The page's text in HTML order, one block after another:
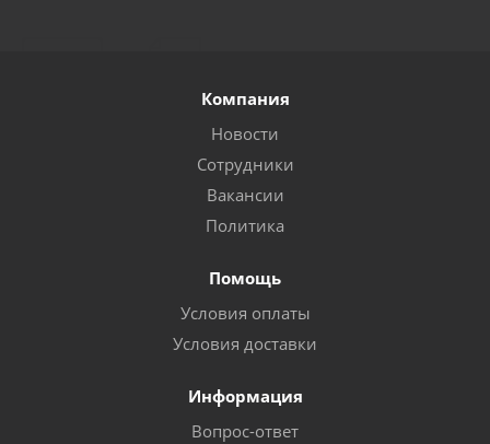
Компания
Новости
Сотрудники
Вакансии
Политика
Помощь
Условия оплаты
Условия доставки
Информация
Вопрос-ответ